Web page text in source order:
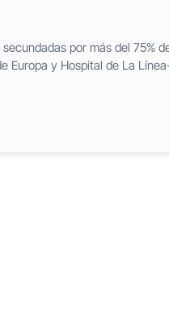
por más del 75%
Europa y Hospital de La